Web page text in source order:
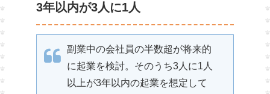
3年以内が3人に1人
副業中の会社員の半数超が将来的
に起業を検討。そのうち3人に1人
以上が3年以内の起業を想定して